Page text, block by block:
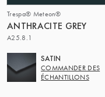
Trespa® Meteon®
ANTHRACITE GREY
A25.8.1
SATIN
COMMANDER DES
ÉCHANTILLONS